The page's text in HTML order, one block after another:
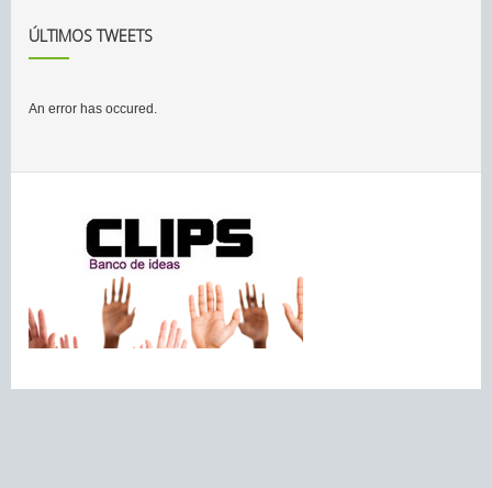
ÚLTIMOS TWEETS
An error has occured.